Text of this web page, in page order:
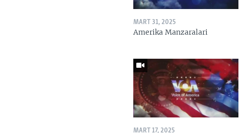
MART 31, 2025
Amerika Manzaralari
MART 17, 2025